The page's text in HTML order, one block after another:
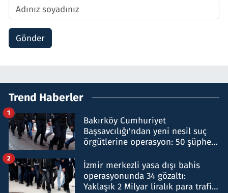
Gönder
Trend Haberler
Bakırköy Cumhuriyet
Başsavcılığı'ndan yeni nesil suç
örgütlerine operasyon: 50 şüpheli
1
İzmir merkezli yasa dışı bahis
operasyonunda 34 gözaltı:
Yaklaşık 2 Milyar liralık para trafiği
2